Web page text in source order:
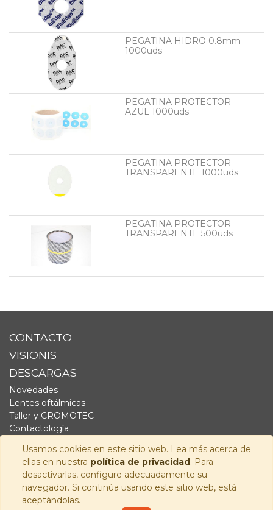
Usamos cookies en este sitio web. Lea más acerca de
ellas en nuestra política de privacidad. Para
desactivarlas, configure adecuadamente su
navegador. Si continúa usando este sitio web, está
aceptándolas.
PEGATINA HIDRO 0.8mm
1000uds
PEGATINA PROTECTOR
AZUL 1000uds
PEGATINA PROTECTOR
TRANSPARENTE 1000uds
PEGATINA PROTECTOR
TRANSPARENTE 500uds
CONTACTO
VISIONIS
DESCARGAS
Novedades
Lentes oftálmicas
Taller y CROMOTEC
Contactología
Fornitura
Audiología
SÍGUENOS